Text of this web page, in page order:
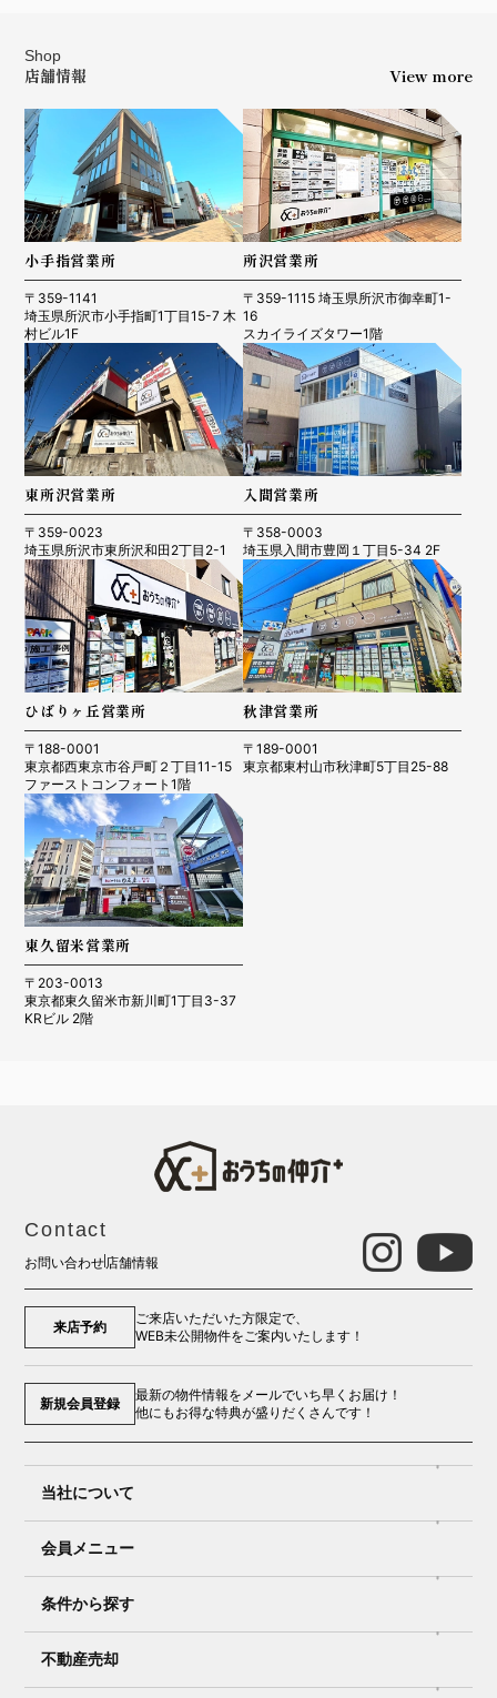
Shop
店舗情報 View more
小手指営業所
〒359-1141
埼玉県所沢市小手指町1丁目15-7 木
村ビル1F
所沢営業所
〒359-1115 埼玉県所沢市御幸町1-
16
スカイライズタワー1階
東所沢営業所
〒359-0023
埼玉県所沢市東所沢和田2丁目2-1
入間営業所
〒358-0003
埼玉県入間市豊岡１丁目5-34 2F
ひばりヶ丘営業所
〒188-0001
東京都西東京市谷戸町２丁目11-15
ファーストコンフォート1階
秋津営業所
〒189-0001
東京都東村山市秋津町5丁目25-88
東久留米営業所
〒203-0013
東京都東久留米市新川町1丁目3-37
KRビル 2階
Contact
お問い合わせ店舗情報
来店予約
ご来店いただいた方限定で、
WEB未公開物件をご案内いたします！
新規会員登録
最新の物件情報をメールでいち早くお届け！
他にもお得な特典が盛りだくさんです！
当社について
会員メニュー
条件から探す
不動産売却